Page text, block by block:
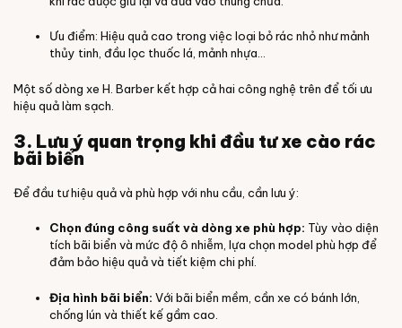
Ưu điểm: Hiệu quả cao trong việc loại bỏ rác nhỏ như mảnh
thủy tinh, đầu lọc thuốc lá, mảnh nhựa...
Một số dòng xe H. Barber kết hợp cả hai công nghệ trên để tối ưu
hiệu quả làm sạch.
3. Lưu ý quan trọng khi đầu tư xe cào rác
bãi biển
Để đầu tư hiệu quả và phù hợp với nhu cầu, cần lưu ý:
Chọn đúng công suất và dòng xe phù hợp: Tùy vào diện
tích bãi biển và mức độ ô nhiễm, lựa chọn model phù hợp để
đảm bảo hiệu quả và tiết kiệm chi phí.
Địa hình bãi biển: Với bãi biển mềm, cần xe có bánh lớn,
chống lún và thiết kế gầm cao.